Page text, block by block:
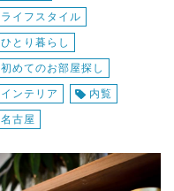
ライフスタイル
ひとり暮らし
初めてのお部屋探し
インテリア 内覧
名古屋